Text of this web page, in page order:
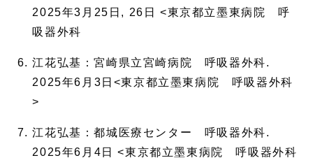
2025年3月25日, 26日 <東京都立墨東病院 呼
吸器外科
江花弘基：宮崎県立宮崎病院 呼吸器外科.
2025年6月3日<東京都立墨東病院 呼吸器外科
>
江花弘基：都城医療センター 呼吸器外科.
2025年6月4日 <東京都立墨東病院 呼吸器外科